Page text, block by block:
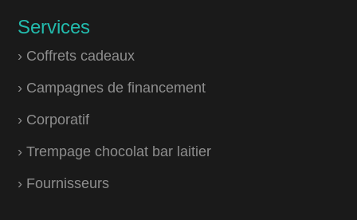
Services
› Coffrets cadeaux
› Campagnes de financement
› Corporatif
› Trempage chocolat bar laitier
› Fournisseurs